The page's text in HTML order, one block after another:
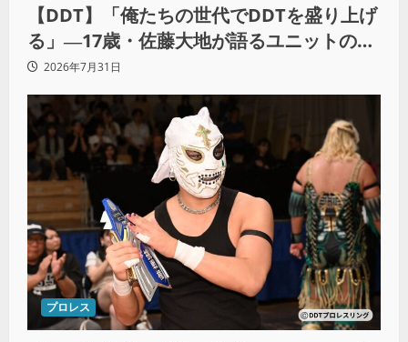
【DDT】「俺たちの世代でDDTを盛り上げ
る」―17歳・佐藤大地が語るユニットの絆
とシングル王座への飽くなき野望
2026年7月31日
プロレス